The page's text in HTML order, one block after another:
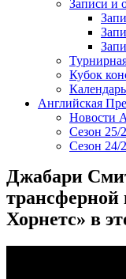
Записи и
Кубок
Английская
Новости
Сезон 25/
Сезон 24/
Джабари
Хорнетс» в